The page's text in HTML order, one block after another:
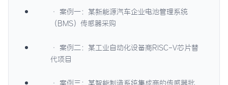
· 案例一：某新能源汽车企业电池管理系统
（BMS）传感器采购
· 案例二：某工业自动化设备商RISC-V芯片替
代项目
· 案例三：某智能制造系统集成商的传感器批